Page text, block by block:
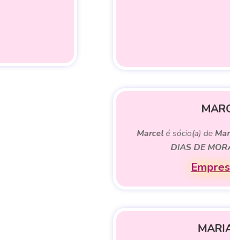
Marcelé sócio(a) de
DIAS DE